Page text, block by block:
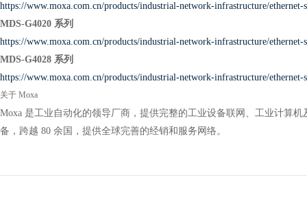
https://www.moxa.com.cn/products/industrial-network-infrastructure/ethernet-
MDS-G4020 系列
https://www.moxa.com.cn/products/industrial-network-infrastructure/ethernet-
MDS-G4028 系列
https://www.moxa.com.cn/products/industrial-network-infrastructure/ethernet-
关于 Moxa
Moxa 是工业自动化的领导厂商，提供完整的工业设备联网、工业计算
备，跨越 80 余国，提供全球完善的经销和服务网络。